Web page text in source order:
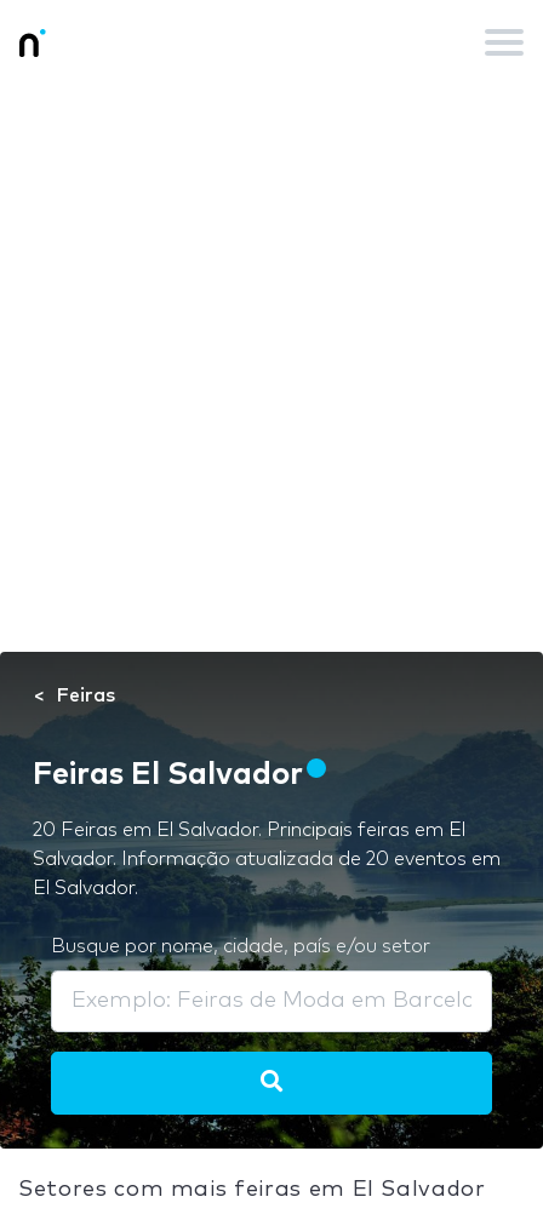
Feiras
Feiras El Salvador
20 Feiras em El Salvador. Principais feiras em El
Salvador. Informação atualizada de 20 eventos em
El Salvador.
Busque por nome, cidade, país e/ou setor
Setores com mais feiras em El Salvador